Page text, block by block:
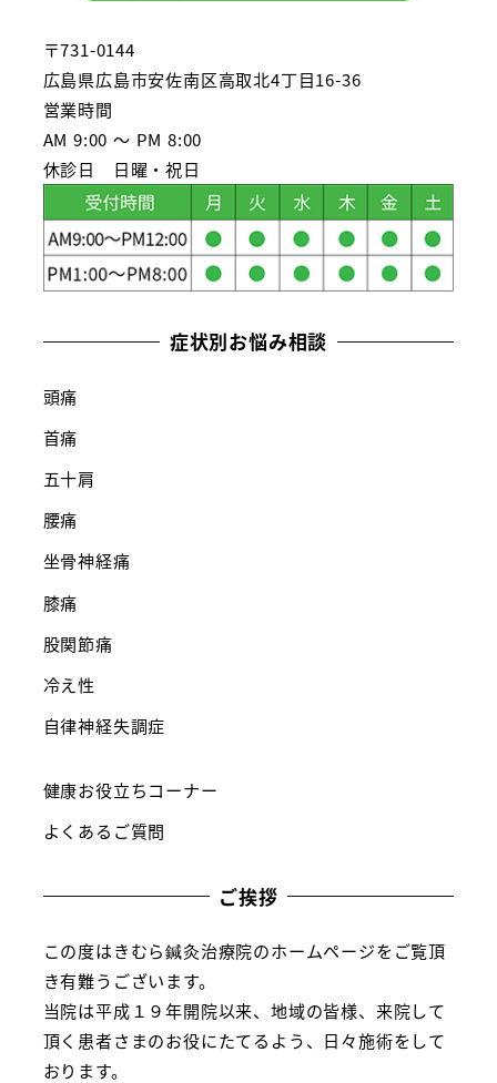
〒731-0144
広島県広島市安佐南区高取北4丁目16-36
営業時間
AM 9:00 ～ PM 8:00
休診日 日曜・祝日
症状別お悩み相談
頭痛
首痛
五十肩
腰痛
坐骨神経痛
膝痛
股関節痛
冷え性
自律神経失調症
健康お役立ちコーナー
よくあるご質問
ご挨拶
この度はきむら鍼灸治療院のホームページをご覧頂
き有難うございます。
当院は平成１９年開院以来、地域の皆様、来院して
頂く患者さまのお役にたてるよう、日々施術をして
おります。